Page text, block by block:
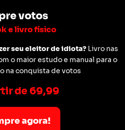
votos
e livro físico
seu eleitor de idiota?Livro nas
o maior estudo e manual para o
na conquista de votos
de 69,99
agora!